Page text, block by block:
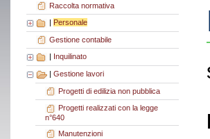
Raccolta normativa
Personale
Gestione contabile
Inquilinato
| Gestione lavori
Progetti di edilizia non pubblica
Progetti realizzati con la legge
n°640
Manutenzioni